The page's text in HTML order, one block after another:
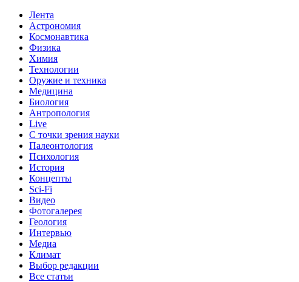
Лента
Астрономия
Космонавтика
Физика
Химия
Технологии
Оружие и техника
Медицина
Биология
Антропология
Live
С точки зрения науки
Палеонтология
Психология
История
Концепты
Sci-Fi
Видео
Фотогалерея
Геология
Интервью
Медиа
Климат
Выбор редакции
Все статьи